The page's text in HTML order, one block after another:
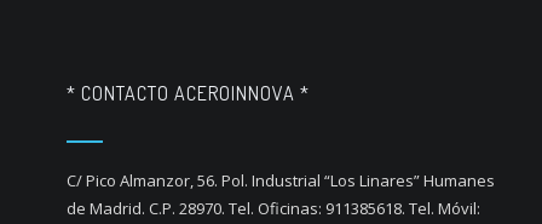
* CONTACTO ACEROINNOVA *
C/ Pico Almanzor, 56. Pol. Industrial “Los Linares” Humanes
de Madrid. C.P. 28970. Tel. Oficinas: 911385618. Tel. Móvil: